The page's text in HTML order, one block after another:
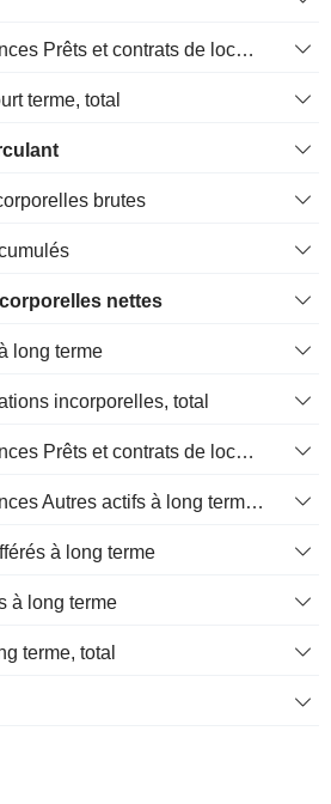
Division des finances Prêts et contrats de location Courant
terme, total
brutes
nettes
long terme
incorporelles, total
Division des finances Prêts et contrats de location à long terme
Division des finances Autres actifs à long terme, total
à long terme
à long terme
terme, total